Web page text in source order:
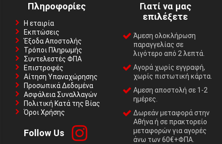
Πληροφορίες
Η εταιρία
Εκπτώσεις
Έξοδα Αποστολής
Τρόποι Πληρωμής
Συντελεστές ΦΠΑ
Επιστροφές
Αίτηση Υπαναχώρησης
Προσωπικά Δεδομένα
Ασφάλεια Συναλλαγών
Πολιτική Κατά της Βίας
Όροι Χρήσης
Follow Us
Γιατί να μας
επιλέξετε
Άμεση ολοκλήρωση
παραγγελίας σε
λιγότερο από 2 λεπτά.
Αγορά χωρίς εγγραφή,
χωρίς πιστωτική κάρτα.
Αμεση αποστολή σε 1-2
ημέρες.
Δωρεάν μεταφορά στην
Αθήνα ή σε πρακτορείο
μεταφορών για αγορές
άνω των 60€+ΦΠΑ.